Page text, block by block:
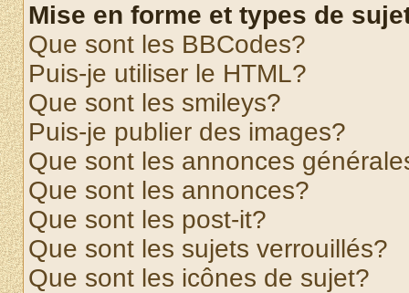
Mise en forme et types de
Que sont les BBCodes?
Puis-je utiliser le HTML?
Que sont les smileys?
Puis-je publier des images?
Que sont les annonces
Que sont les annonces?
Que sont les post-it?
Que sont les sujets verrouillés?
Que sont les icônes de sujet?